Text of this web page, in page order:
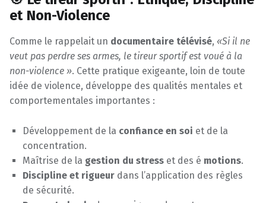
et Non-Violence
Comme le rappelait un documentaire télévisé, «Si il ne
veut pas perdre ses armes, le tireur sportif est voué à la
non-violence ». Cette pratique exigeante, loin de toute
idée de violence, développe des qualités mentales et
comportementales importantes :
Développement de la confiance en soi et de la
concentration.
Maîtrise de la gestion du stress et des é motions.
Discipline et rigueur dans l’application des règles
de sécurité.